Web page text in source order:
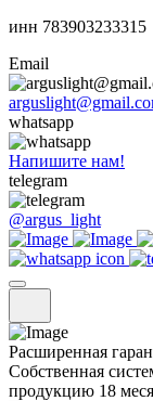
инн 783903233315
Email
whatsapp
Напишите нам!
telegram
@argus_light
Расширенная
Собственная
продукцию 18